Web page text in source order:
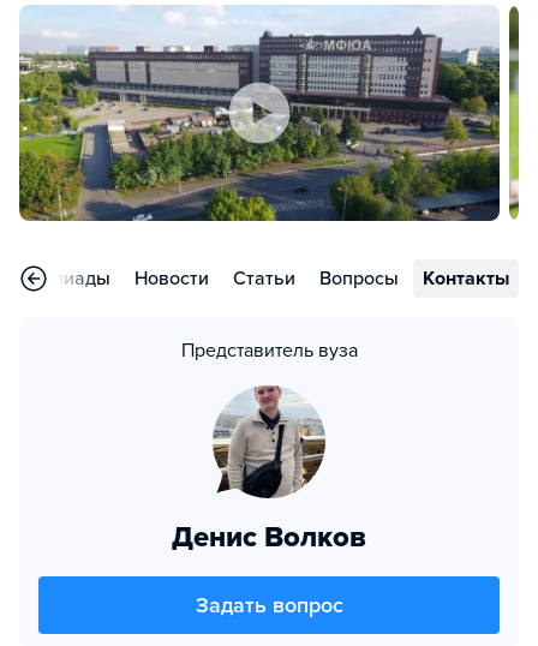
Олимпиады Новости Статьи Вопросы Контакты
Представитель вуза
Денис Волков
Задать вопрос